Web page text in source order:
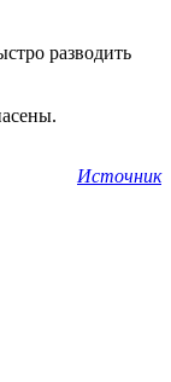
разводить
Источник